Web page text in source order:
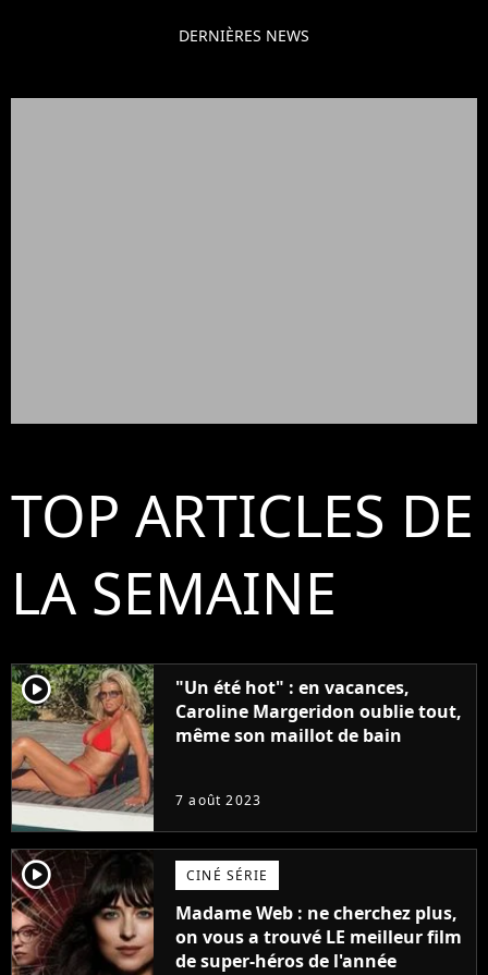
DERNIÈRES NEWS
TOP ARTICLES DE
LA SEMAINE
player2
"Un été hot" : en vacances,
Caroline Margeridon oublie tout,
même son maillot de bain
7 août 2023
player2 CINÉ SÉRIE
Madame Web : ne cherchez plus,
on vous a trouvé LE meilleur film
de super-héros de l'année